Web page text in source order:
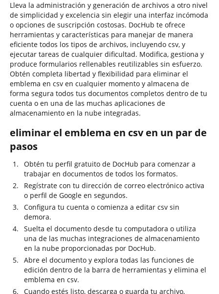
Lleva la administración y generación de archivos a otro nivel
de simplicidad y excelencia sin elegir una interfaz incómoda
o opciones de suscripción costosas. DocHub te ofrece
herramientas y características para manejar de manera
eficiente todos los tipos de archivos, incluyendo csv, y
ejecutar tareas de cualquier dificultad. Modifica, gestiona y
produce formularios rellenables reutilizables sin esfuerzo.
Obtén completa libertad y flexibilidad para eliminar el
emblema en csv en cualquier momento y almacena de
forma segura todos tus documentos completos dentro de tu
cuenta o en una de las muchas aplicaciones de
almacenamiento en la nube integradas.
eliminar el emblema en csv en un par de
pasos
Obtén tu perfil gratuito de DocHub para comenzar a
trabajar en documentos de todos los formatos.
Regístrate con tu dirección de correo electrónico activa
o perfil de Google en segundos.
Configura tu cuenta o comienza a editar csv sin
demora.
Suelta el documento desde tu computadora o utiliza
una de las muchas integraciones de almacenamiento
en la nube proporcionadas por DocHub.
Abre el documento y explora todas las funciones de
edición dentro de la barra de herramientas y elimina el
emblema en csv.
Cuando estés listo, descarga o guarda tu archivo,